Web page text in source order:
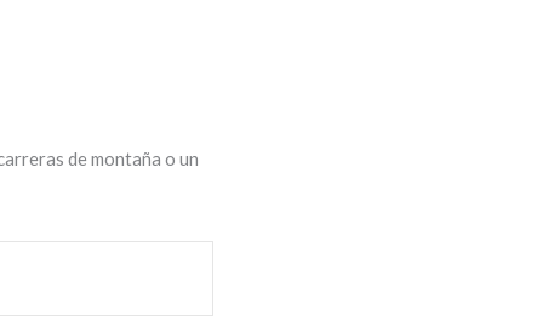
de montaña o un